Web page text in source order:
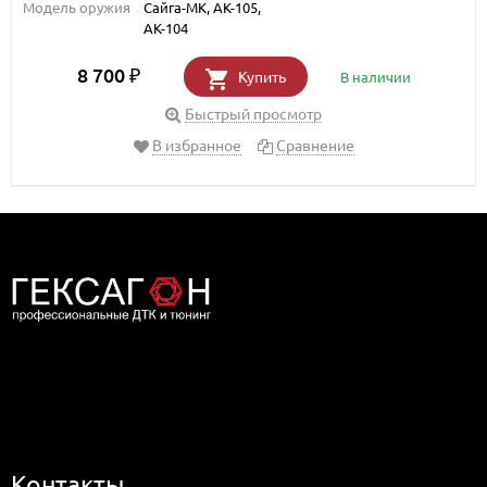
Модель оружия
Сайга-МК, АК-105,
АК-104
8 700 ₽ Купить В наличии
Быстрый просмотр
В избранное
Сравнение